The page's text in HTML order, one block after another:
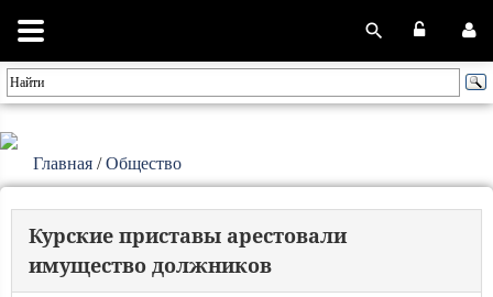
Главная /Общество
Курские приставы арестовали
имущество должников